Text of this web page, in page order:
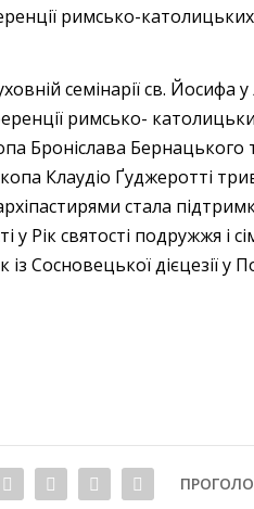
семінарії св. Йосифа
римсько-
Броніслава Бернацького
Клаудіо Ґуджеротті
стала
у Рік святості подружжя і
Сосновецької дієцезії у